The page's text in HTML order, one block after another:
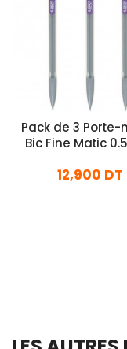
Pack de 3 Porte-
Bic Fine Matic
12,900 DT